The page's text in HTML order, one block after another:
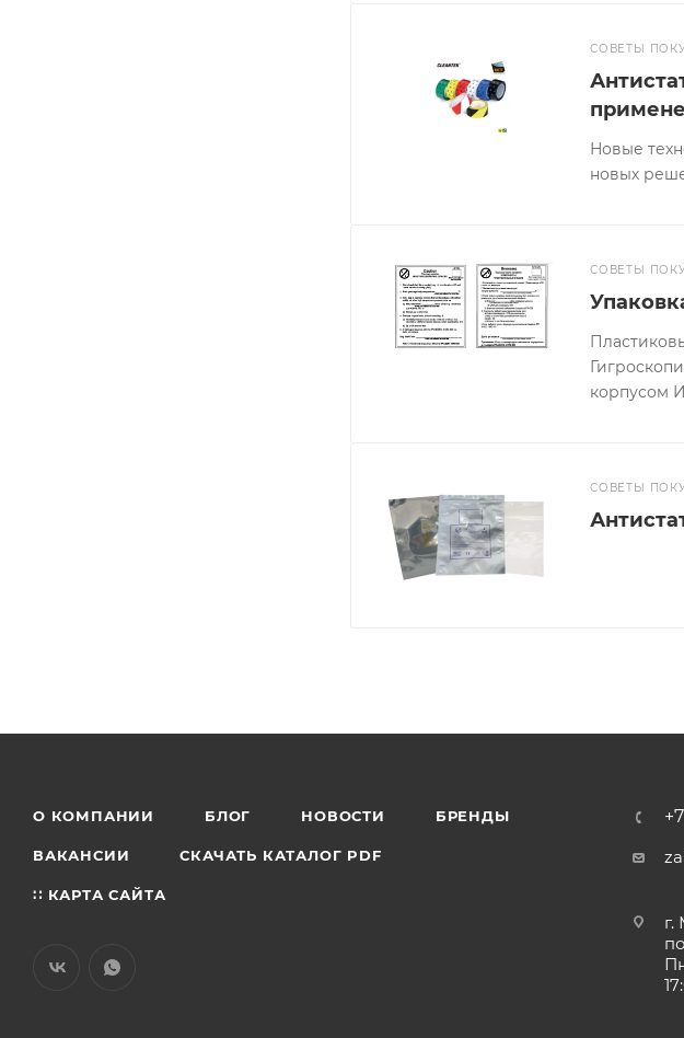
СОВЕТЫ
Новые
новых
СОВЕТЫ
корпусом
СОВЕТЫ
О КОМПАНИИ БЛОГ НОВОСТИ БРЕНДЫ
ВАКАНСИИ СКАЧАТЬ КАТАЛОГ PDF
∷ КАРТА САЙТА
г.